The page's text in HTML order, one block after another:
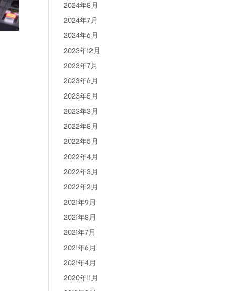
2024年8月
2024年7月
2024年6月
2023年12月
2023年7月
2023年6月
2023年5月
2023年3月
2022年8月
2022年5月
2022年4月
2022年3月
2022年2月
2021年9月
2021年8月
2021年7月
2021年6月
2021年4月
2020年11月